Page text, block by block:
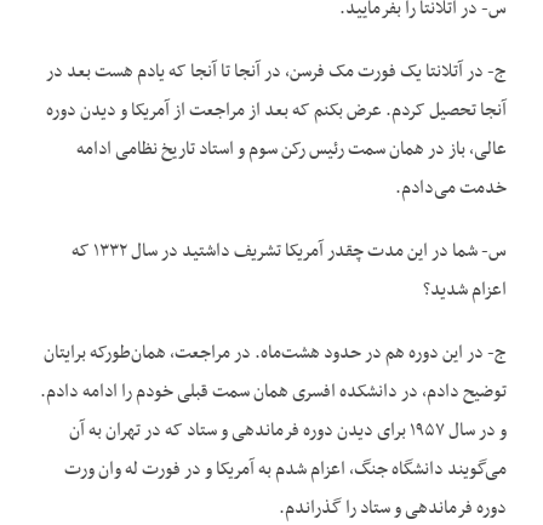
س- در آتلانتا را بفرمایید.
ج- در آتلانتا یک فورت مک فرسن، در آنجا تا آنجا که یادم هست بعد در
آنجا تحصیل کردم. عرض بکنم که بعد از مراجعت از آمریکا و دیدن دوره
عالی، باز در همان سمت رئیس رکن سوم و استاد تاریخ نظامی ادامه
خدمت می‌دادم.
س- شما در این مدت چقدر آمریکا تشریف داشتید در سال ۱۳۳۲ که
اعزام شدید؟
ج- در این دوره هم در حدود هشت‌ماه. در مراجعت، همان‌طورکه برایتان
توضیح دادم، در دانشکده افسری همان سمت قبلی خودم را ادامه دادم.
و در سال ۱۹۵۷ برای دیدن دوره فرماندهی و ستاد که در تهران به آن
می‌گویند دانشگاه جنگ، اعزام شدم به آمریکا و در فورت له وان ورت
دوره فرماندهی و ستاد را گذراندم.